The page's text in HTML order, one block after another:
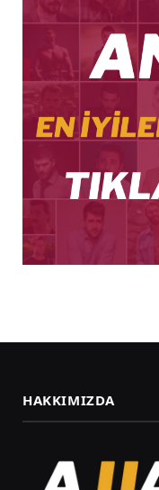
HAKKIMIZDA